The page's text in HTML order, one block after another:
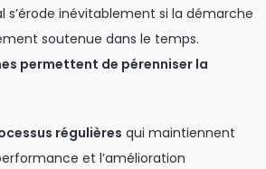
s’érode inévitablement si la démarche
soutenue dans le temps.
permettent de pérenniser la
régulières qui maintiennent
et l’amélioration